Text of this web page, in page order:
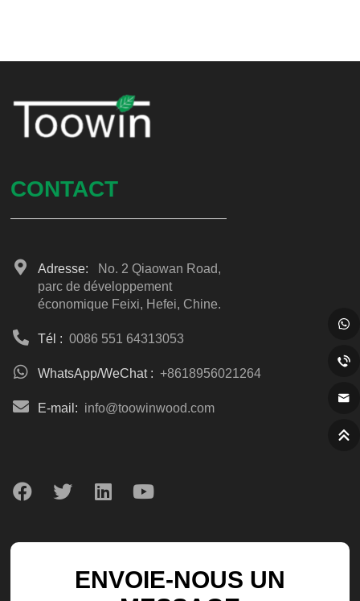
CONTACT
Adresse:
No. 2 Qiaowan Road,
parc de développement
économique Feixi, Hefei, Chine.
Tél : 0086 551 64313053
WhatsApp/WeChat : +8618956021264
E-mail: info@toowinwood.com
ENVOIE-NOUS UN